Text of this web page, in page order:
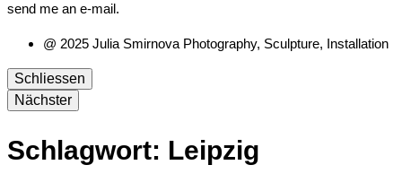
send me an e-mail.
@ 2025 Julia Smirnova Photography, Sculpture, Installation
Schliessen
Nächster
Schlagwort: Leipzig